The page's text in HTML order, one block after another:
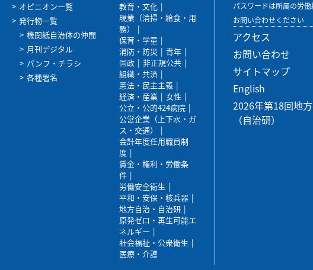
オピニオン一覧
発行物一覧
機関紙自治体の仲間
月刊デジタル
パンフ・チラシ
各種署名
教育・文化
現業（清掃・給食・用
務）
保育・学童
消防・防災
青年
国政
非正規公共
組織・共済
憲法・民主主義
経済・産業
女性
公立・公的424病院
公営企業（上下水・ガ
ス・交通）
会計年度任用職員制
度
賃金・権利・労働条
件
労働安全衛生
平和・安保・核兵器
地方自治・自治研
原発ゼロ・再生可能エ
ネルギー
社会福祉・公衆衛生
医療・介護
パスワードは所属の労
お問い合わせください
アクセス
お問い合わせ
サイトマップ
English
2026年第18回地
（自治研）